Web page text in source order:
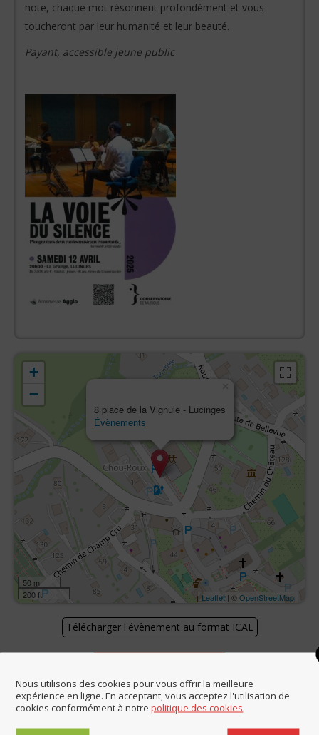
note, chaque mot résonnent profondément et vous
toucheront par leur humanité et leur beauté.
Payant, accessible jeune public
8 place de la Vignule - Lucinges
Évènements
+
−
50 m
200 ft
Leaflet | ©OpenStreetMap
Télécharger l'évènement au format ICAL
Nous utilisons des cookies pour vous offrir la meilleure
expérience en ligne. En acceptant, vous acceptez l'utilisation de
cookies conformément à notrepolitique des cookies.